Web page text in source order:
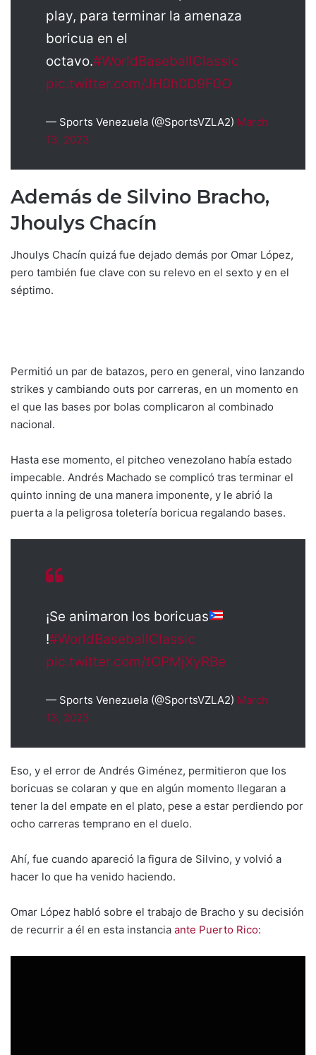
play, para terminar la amenaza
boricua en el
octavo.#WorldBaseballClassic
pic.twitter.com/JH0h0D9F0O
— Sports Venezuela (@SportsVZLA2) March
13, 2023
Además de Silvino Bracho,
Jhoulys Chacín
Jhoulys Chacín quizá fue dejado demás por Omar López,
pero también fue clave con su relevo en el sexto y en el
séptimo.
Permitió un par de batazos, pero en general, vino lanzando
strikes y cambiando outs por carreras, en un momento en
el que las bases por bolas complicaron al combinado
nacional.
Hasta ese momento, el pitcheo venezolano había estado
impecable. Andrés Machado se complicó tras terminar el
quinto inning de una manera imponente, y le abrió la
puerta a la peligrosa toletería boricua regalando bases.
¡Se animaron los boricuas
!#WorldBaseballClassic
pic.twitter.com/tOPMjXyRBe
— Sports Venezuela (@SportsVZLA2) March
13, 2023
Eso, y el error de Andrés Giménez, permitieron que los
boricuas se colaran y que en algún momento llegaran a
tener la del empate en el plato, pese a estar perdiendo por
ocho carreras temprano en el duelo.
Ahí, fue cuando apareció la figura de Silvino, y volvió a
hacer lo que ha venido haciendo.
Omar López habló sobre el trabajo de Bracho y su decisión
de recurrir a él en esta instancia ante Puerto Rico: